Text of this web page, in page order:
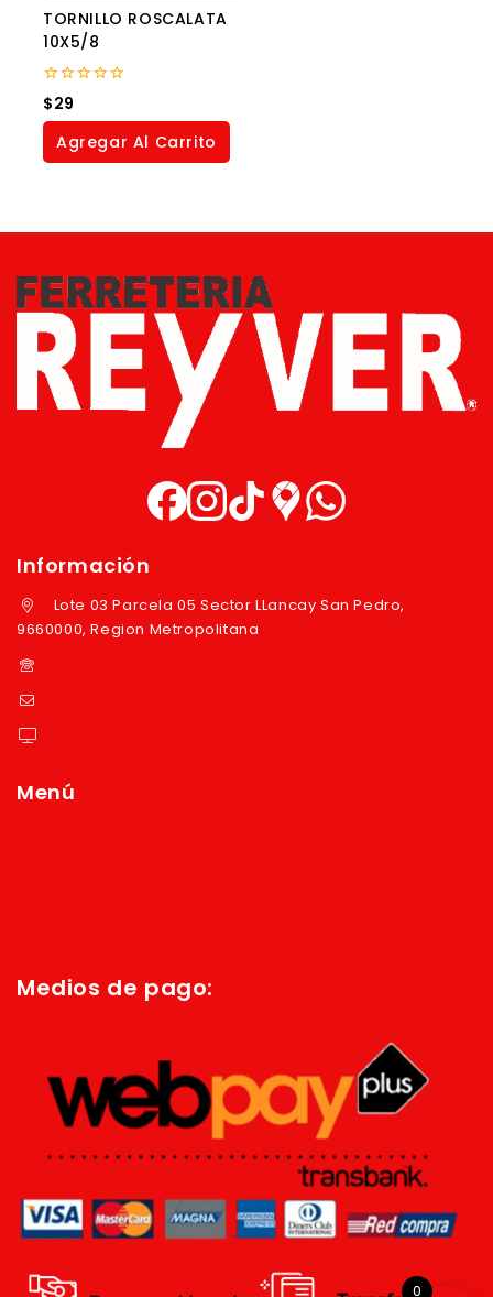
TORNILLO ROSCALATA
10X5/8
0
out
of
$29
Agregar Al Carrito
Información
Lote 03 Parcela 05 Sector LLancay San Pedro,
9660000, Region Metropolitana
Menú
Medios de pago:
0